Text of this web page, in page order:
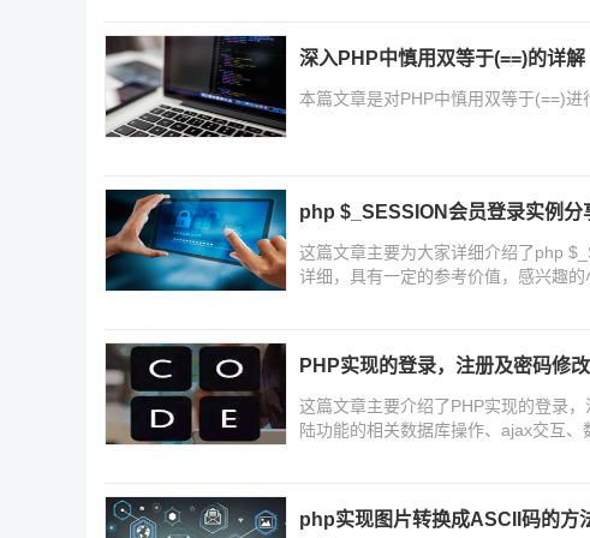
深入PHP中慎用双等于(==)的详解
本篇文章是对PHP中慎用双等于(==)
php $_SESSION会员登录实例分
这篇文章主要为大家详细介绍了php
详细，具有一定的参考价值，感兴趣
PHP实现的登录，注册及密码修
这篇文章主要介绍了PHP实现的登录
陆功能的相关数据库操作、ajax交互
php实现图片转换成ASCII码的方